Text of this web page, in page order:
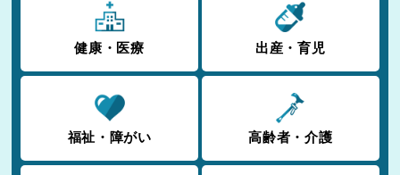
健康・医療 出産・育児
福祉・障がい 高齢者・介護